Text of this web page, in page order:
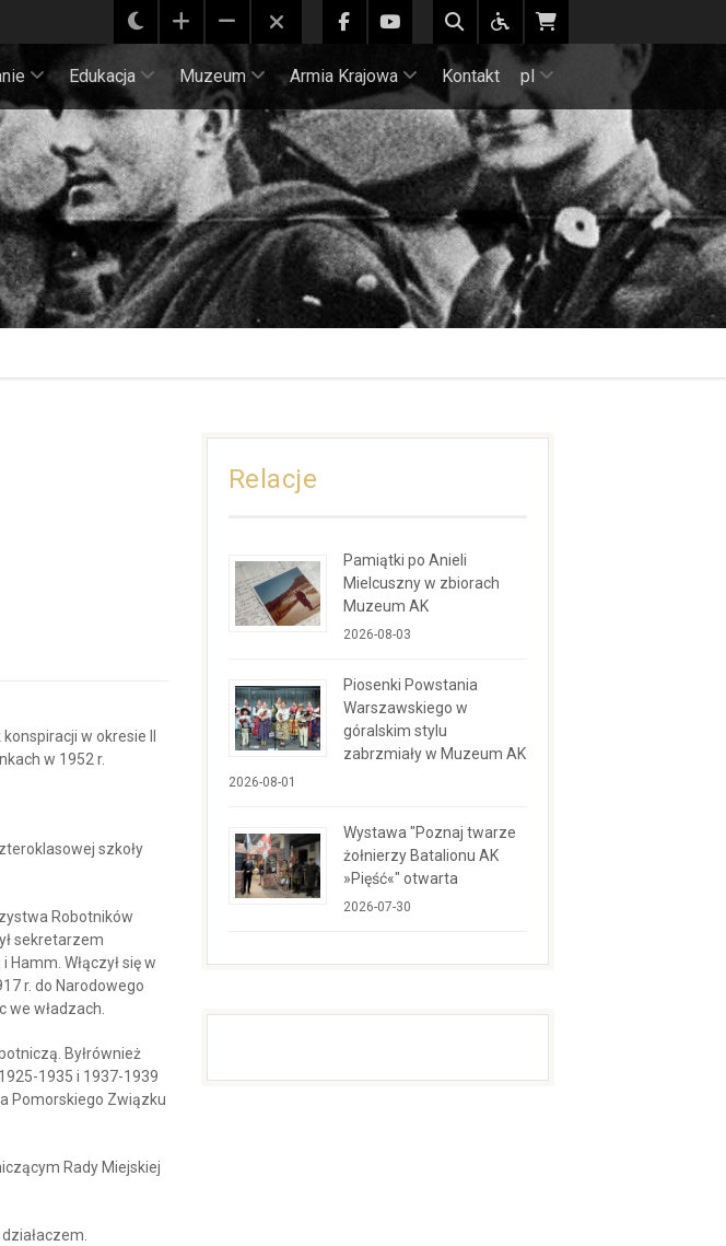
Edukacja Muzeum Armia Krajowa Kontakt pl
w okresie II
w 1952 r.
szkoły
Robotników
sekretarzem
Włączył się w
r. do Narodowego
władzach.
Byłrównież
1935 i 1937-1939
Pomorskiego Związku
Rady Miejskiej
Relacje
Pamiątki po Anieli
Mielcuszny w zbiorach
Muzeum AK
2026-08-03
Piosenki Powstania
Warszawskiego w
góralskim stylu
zabrzmiały w Muzeum AK
2026-08-01
Wystawa "Poznaj twarze
żołnierzy Batalionu AK
»Pięść«" otwarta
2026-07-30